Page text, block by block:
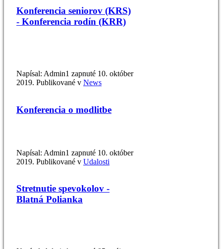
Konferencia seniorov (KRS)
- Konferencia rodín (KRR)
Napísal: Admin1 zapnuté 10. október
2019. Publikované v News
Konferencia o modlitbe
Napísal: Admin1 zapnuté 10. október
2019. Publikované v Udalosti
Stretnutie spevokolov -
Blatná Polianka